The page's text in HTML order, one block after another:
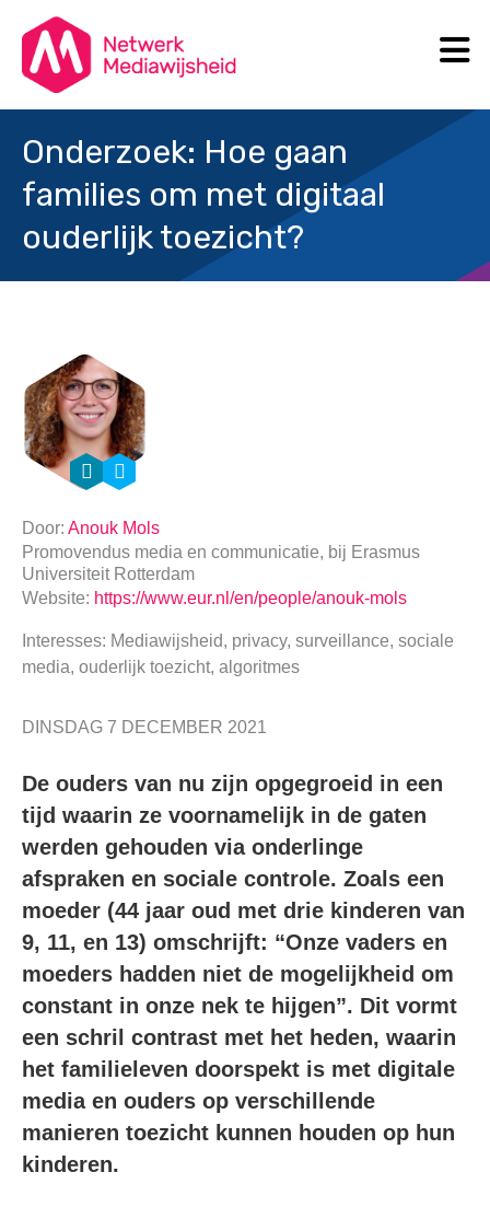
Onderzoek: Hoe gaan
families om met digitaal
ouderlijk toezicht?
Door: Anouk Mols
Promovendus media en communicatie, bij Erasmus
Universiteit Rotterdam
Website: https://www.eur.nl/en/people/anouk-mols
Interesses: Mediawijsheid, privacy, surveillance, sociale
media, ouderlijk toezicht, algoritmes
DINSDAG 7 DECEMBER 2021
De ouders van nu zijn opgegroeid in een
tijd waarin ze voornamelijk in de gaten
werden gehouden via onderlinge
afspraken en sociale controle. Zoals een
moeder (44 jaar oud met drie kinderen van
9, 11, en 13) omschrijft: “Onze vaders en
moeders hadden niet de mogelijkheid om
constant in onze nek te hijgen”. Dit vormt
een schril contrast met het heden, waarin
het familieleven doorspekt is met digitale
media en ouders op verschillende
manieren toezicht kunnen houden op hun
kinderen.